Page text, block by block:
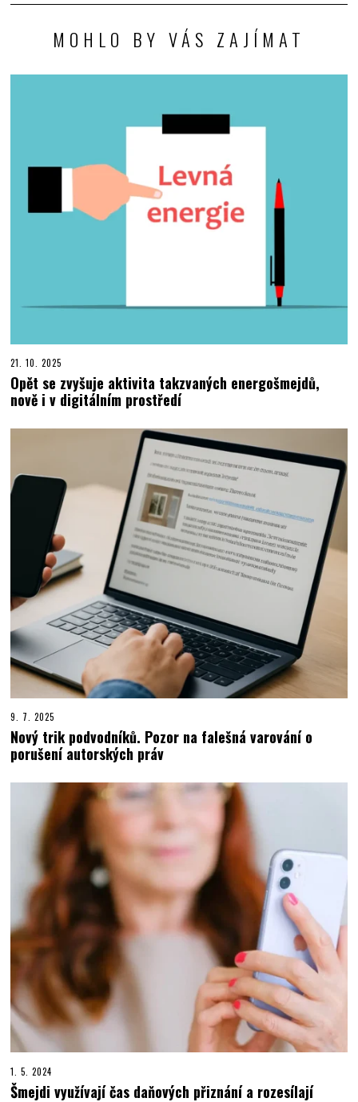
MOHLO BY VÁS ZAJÍMAT
21. 10. 2025
Opět se zvyšuje aktivita takzvaných energošmejdů,
nově i v digitálním prostředí
9. 7. 2025
Nový trik podvodníků. Pozor na falešná varování o
porušení autorských práv
1. 5. 2024
Šmejdi využívají čas daňových přiznání a rozesílají